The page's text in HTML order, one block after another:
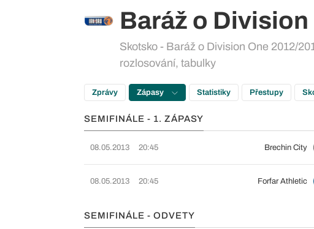
Baráž o Division
Skotsko - Baráž o Division One 2012/
rozlosování, tabulky
Zprávy Zápasy Statistiky Přestupy
SEMIFINÁLE - 1. ZÁPASY
08.05.2013 20:45 Brechin City
08.05.2013 20:45 Forfar Athletic
SEMIFINÁLE - ODVETY